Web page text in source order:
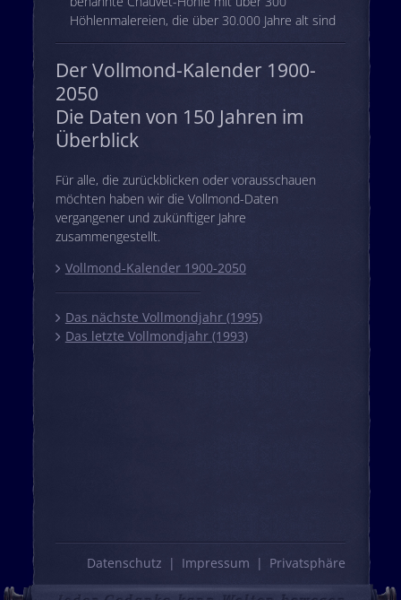
Höhlenmalereien, die über 30.000 Jahre alt sind
Der Vollmond-Kalender 1900-
2050
Die Daten von 150 Jahren im
Überblick
Für alle, die zurückblicken oder vorausschauen
möchten haben wir die Vollmond-Daten
vergangener und zukünftiger Jahre
zusammengestellt.
Vollmond-Kalender 1900-2050
Das nächste Vollmondjahr (1995)
Das letzte Vollmondjahr (1993)
Datenschutz Impressum Privatsphäre